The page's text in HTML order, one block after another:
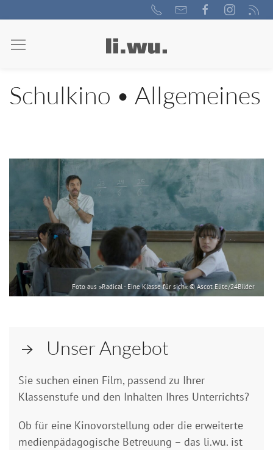
Schulkino • Allgemeines
Foto aus »Radical - Eine Klasse für sich« © Ascot Elite/24Bilder
Unser Angebot
Sie suchen einen Film, passend zu Ihrer
Klassenstufe und den Inhalten Ihres Unterrichts?
Ob für eine Kinovorstellung oder die erweiterte
medienpädagogische Betreuung – das li.wu. ist